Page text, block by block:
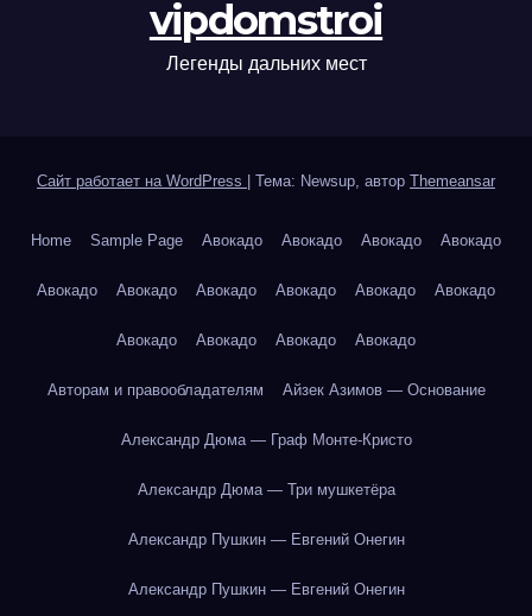
vipdomstroi
Легенды дальних мест
Сайт работает на WordPress Тема: Newsup, автор Themeansar
Home Sample Page Авокадо Авокадо Авокадо Авокадо
Авокадо Авокадо Авокадо Авокадо Авокадо Авокадо
Авокадо Авокадо Авокадо Авокадо
Авторам и правообладателям Айзек Азимов — Основание
Александр Дюма — Граф Монте-Кристо
Александр Дюма — Три мушкетёра
Александр Пушкин — Евгений Онегин
Александр Пушкин — Евгений Онегин